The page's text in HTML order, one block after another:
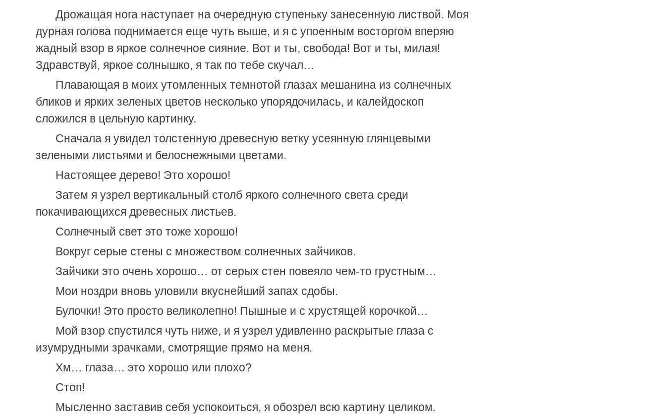
Дрожащая нога наступает на очередную ступеньку занесенную листвой. Моя
дурная голова поднимается еще чуть выше, и я с упоенным восторгом вперяю
жадный взор в яркое солнечное сияние. Вот и ты, свобода! Вот и ты, милая!
Здравствуй, яркое солнышко, я так по тебе скучал…
Плавающая в моих утомленных темнотой глазах мешанина из солнечных
бликов и ярких зеленых цветов несколько упорядочилась, и калейдоскоп
сложился в цельную картинку.
Сначала я увидел толстенную древесную ветку усеянную глянцевыми
зелеными листьями и белоснежными цветами.
Настоящее дерево! Это хорошо!
Затем я узрел вертикальный столб яркого солнечного света среди
покачивающихся древесных листьев.
Солнечный свет это тоже хорошо!
Вокруг серые стены с множеством солнечных зайчиков.
Зайчики это очень хорошо… от серых стен повеяло чем-то грустным…
Мои ноздри вновь уловили вкуснейший запах сдобы.
Булочки! Это просто великолепно! Пышные и с хрустящей корочкой…
Мой взор спустился чуть ниже, и я узрел удивленно раскрытые глаза с
изумрудными зрачками, смотрящие прямо на меня.
Хм… глаза… это хорошо или плохо?
Стоп!
Мысленно заставив себя успокоиться, я обозрел всю картину целиком.